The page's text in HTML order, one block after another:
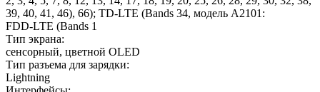
39, 40, 41, 46), 66); TD‑LTE (Bands 34, модель A2101:
FDD‑LTE (Bands 1
Тип экрана:
сенсорный, цветной OLED
Тип разъема для зарядки:
Lightning